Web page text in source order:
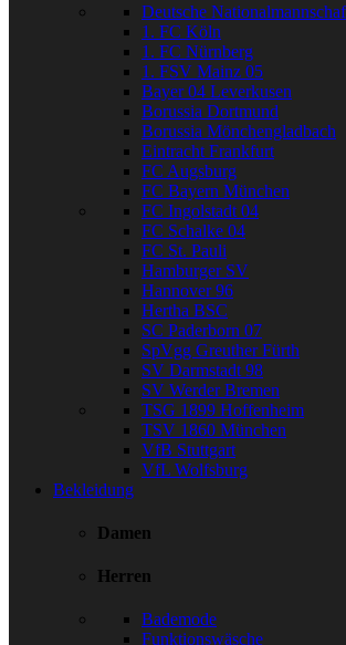
Deutsche
1. FC Köln
1. FC Nürnberg
1. FSV Mainz 05
Bayer 04 Leverkusen
Borussia Dortmund
Borussia Mönchengladbach
Eintracht Frankfurt
FC Augsburg
FC Bayern München
FC Ingolstadt 04
FC Schalke 04
FC St. Pauli
Hamburger SV
Hannover 96
Hertha BSC
SC Paderborn 07
SpVgg Greuther Fürth
SV Darmstadt 98
SV Werder Bremen
TSG 1899 Hoffenheim
TSV 1860 München
VfB Stuttgart
VfL Wolfsburg
Bekleidung
Damen
Herren
Bademode
Funktionswäsche